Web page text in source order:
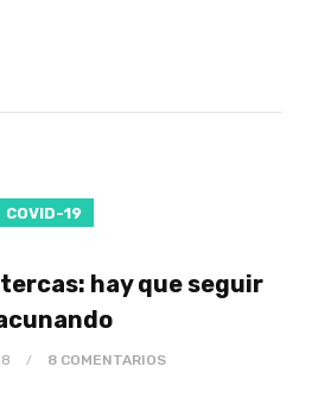
COVID-19
hay que seguir
8 COMENTARIOS